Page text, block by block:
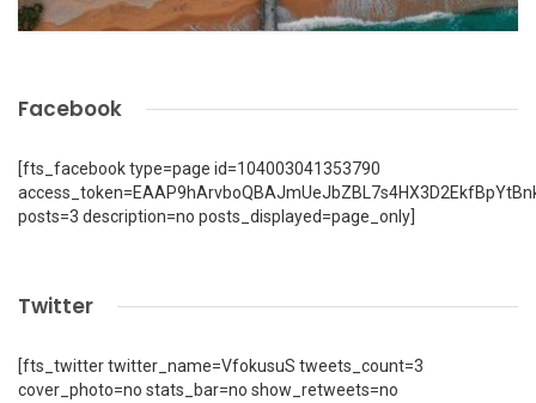
Facebook
[fts_facebook type=page id=104003041353790
posts=3 description=no posts_displayed=page_only]
Twitter
[fts_twitter twitter_name=VfokusuS tweets_count=3
cover_photo=no stats_bar=no show_retweets=no